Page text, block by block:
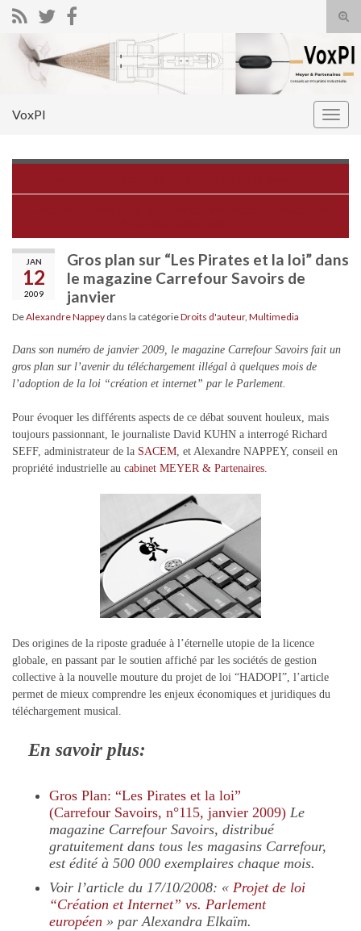
Search for:
VoxPI
JAN
12
2009
Gros plan sur “Les Pirates et la loi” dans
le magazine Carrefour Savoirs de
janvier
DeAlexandre Nappey dans la catégorieDroits d'auteur, Multimedia
Dans son numéro de janvier 2009, le magazine Carrefour Savoirs fait un
gros plan sur l’avenir du téléchargement illégal à quelques mois de
l’adoption de la loi “création et internet” par le Parlement.
Pour évoquer les différents aspects de ce débat souvent houleux, mais
toujours passionnant, le journaliste David KUHN a interrogé Richard
SEFF, administrateur de la SACEM , et Alexandre NAPPEY, conseil en
propriété industrielle au cabinet MEYER & Partenaires.
Des origines de la riposte graduée à l’éternelle utopie de la licence
globale, en passant par le soutien affiché par les sociétés de gestion
collective à la nouvelle mouture du projet de loi “HADOPI”, l’article
permet de mieux comprendre les enjeux économiques et juridiques du
téléchargement musical.
En savoir plus:
Gros Plan: “Les Pirates et la loi”
(Carrefour Savoirs, n°115, janvier 2009) Le
magazine Carrefour Savoirs, distribué
gratuitement dans tous les magasins Carrefour,
est édité à 500 000 exemplaires chaque mois.
Voir l’article du 17/10/2008: « Projet de loi
“Création et Internet” vs. Parlement
européen » par Alexandra Elkaïm.